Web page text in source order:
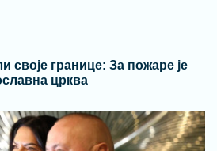
своје границе: За пожаре је
црква